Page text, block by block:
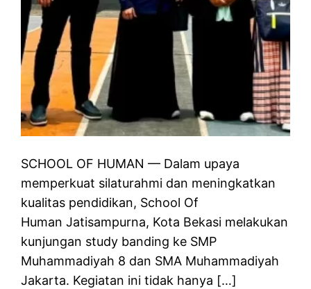
SCHOOL OF HUMAN — Dalam upaya
memperkuat silaturahmi dan meningkatkan
kualitas pendidikan, School Of
Human Jatisampurna, Kota Bekasi melakukan
kunjungan study banding ke SMP
Muhammadiyah 8 dan SMA Muhammadiyah
Jakarta. Kegiatan ini tidak hanya […]